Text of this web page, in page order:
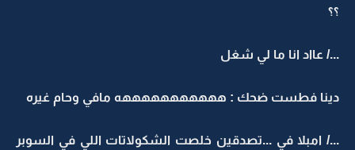
؟؟
.../ عااد انا ما لي شغل
دينا فطست ضحك : هههههههههههه مافي وحام غيره
.../ امبلا في ...تصدقين خلصت الشكولاتات اللي في السوبر